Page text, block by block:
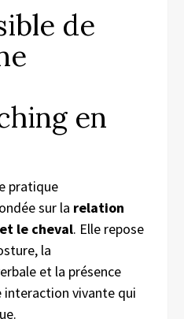
de
en
pratique
sur la relation
le cheval. Elle repose
la
et la présence
interaction vivante qui